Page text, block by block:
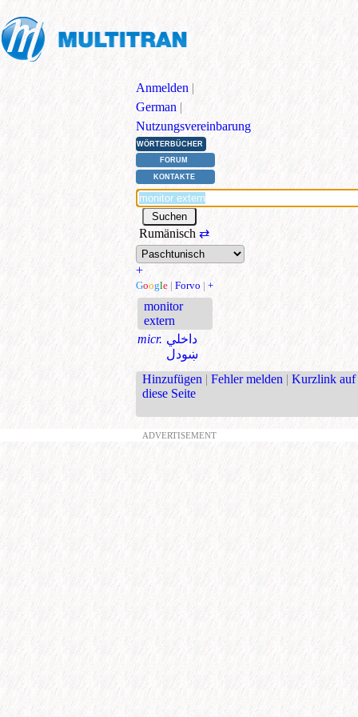
Anmelden |
German |
Nutzungsvereinbarung
WÖRTERBÜCHER
FORUM
KONTAKTE
Rumänisch ⇄
+
Google | Forvo | +
monitor
extern
micr. داخلي
ښودل
Hinzufügen | Fehler melden | Kurzlink auf
diese Seite
ADVERTISEMENT